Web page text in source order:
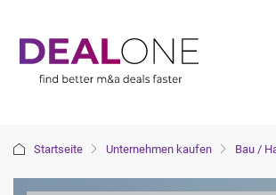
Startseite Unternehmen kaufen Bau /